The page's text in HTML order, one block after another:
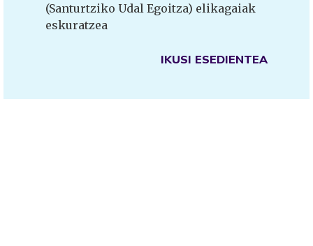
(Santurtziko Udal Egoitza) elikagaiak
eskuratzea
IKUSI ESEDIENTEA